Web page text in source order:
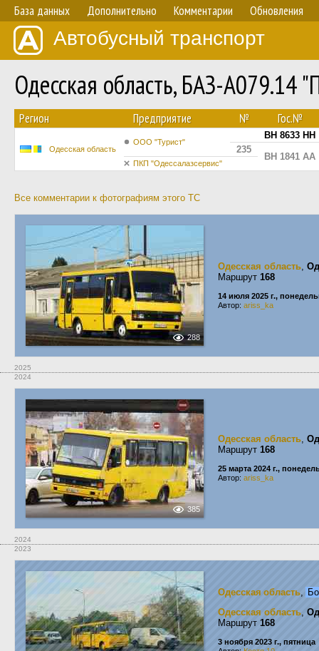
База данных Дополнительно Комментарии Обновления
Автобусный транспорт
Одесская область, БАЗ-
Регион Предприятие № Гос.№
Одесская область
ООО "Турист"
BH 8633 HH
235
BH 1841 AA
ПКП "Одессалазсервис"
Все комментарии к фотографиям этого ТС
288
Одесская область,
Маршрут 168
14 июля 2025 г.,
Автор: ariss_ka
2025
2024
385
Одесская область,
Маршрут 168
25 марта 2024 г.,
Автор: ariss_ka
2024
2023
Одесская область,
Одесская область,
Маршрут 168
3 ноября 2023 г., пятница